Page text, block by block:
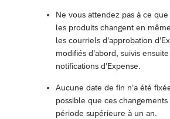
Ne vous attendez pas à ce
les produits changent en
les courriels d’approbation
modifiés d’abord, suivis
notifications d’Expense.
Aucune date de fin n’a été
possible que ces changements
période supérieure à un an.